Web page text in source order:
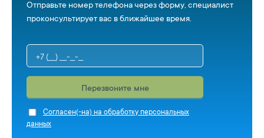
Отправьте номер телефона через форму, специалист
проконсультирует вас в ближайшее время.
Перезвоните мне
Cогласен(-на) на обработку персональных
данных